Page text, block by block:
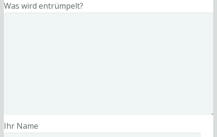
Was wird entrümpelt?
Ihr Name